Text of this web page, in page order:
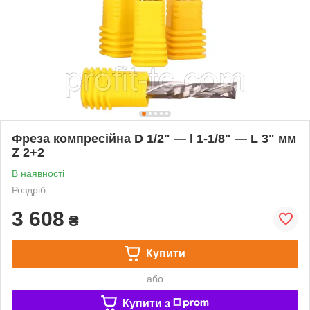
Фреза компресійна D 1/2" — l 1-1/8" — L 3" мм
Z 2+2
В наявності
Роздріб
3 608 ₴
Купити
або
Купити з